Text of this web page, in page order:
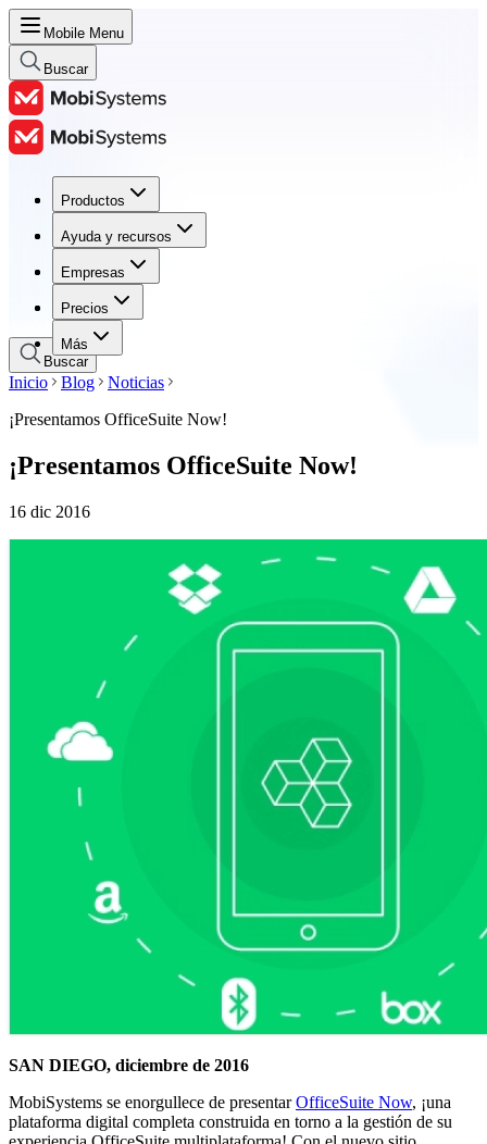
Mobile Menu
Buscar
Productos
Ayuda y recursos
Empresas
Precios
Más
Productos
Ayuda y recursos
Empresas
Precios
Buscar
Inicio Blog
Noticias
¡Presentamos OfficeSuite Now!
¡Presentamos OfficeSuite Now!
16 dic 2016
SAN DIEGO, diciembre de 2016
MobiSystems se enorgullece de presentarOfficeSuite Now, ¡una
plataforma digital completa construida en torno a la gestión de su